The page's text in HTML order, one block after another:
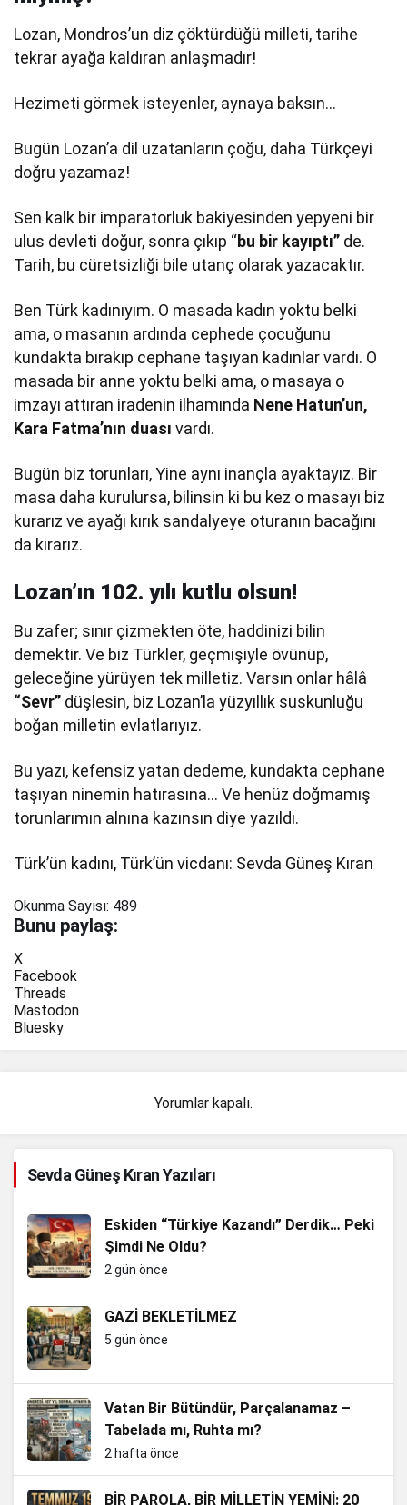
Lozan, Mondros’un diz çöktürdüğü milleti, tarihe
tekrar ayağa kaldıran anlaşmadır!
Hezimeti görmek isteyenler, aynaya baksın…
Bugün Lozan’a dil uzatanların çoğu, daha Türkçeyi
doğru yazamaz!
Sen kalk bir imparatorluk bakiyesinden yepyeni bir
ulus devleti doğur, sonra çıkıp “bu bir kayıptı” de.
Tarih, bu cüretsizliği bile utanç olarak yazacaktır.
Ben Türk kadınıyım. O masada kadın yoktu belki
ama, o masanın ardında cephede çocuğunu
kundakta bırakıp cephane taşıyan kadınlar vardı. O
masada bir anne yoktu belki ama, o masaya o
imzayı attıran iradenin ilhamında Nene Hatun’un,
Kara Fatma’nın duası vardı.
Bugün biz torunları, Yine aynı inançla ayaktayız. Bir
masa daha kurulursa, bilinsin ki bu kez o masayı biz
kurarız ve ayağı kırık sandalyeye oturanın bacağını
da kırarız.
Lozan’ın 102. yılı kutlu olsun!
Bu zafer; sınır çizmekten öte, haddinizi bilin
demektir. Ve biz Türkler, geçmişiyle övünüp,
geleceğine yürüyen tek milletiz. Varsın onlar hâlâ
“Sevr” düşlesin, biz Lozan’la yüzyıllık suskunluğu
boğan milletin evlatlarıyız.
Bu yazı, kefensiz yatan dedeme, kundakta cephane
taşıyan ninemin hatırasına… Ve henüz doğmamış
torunlarımın alnına kazınsın diye yazıldı.
Türk’ün kadını, Türk’ün vicdanı: Sevda Güneş Kıran
Okunma Sayısı: 489
Bunu paylaş:
X
Facebook
Threads
Mastodon
Bluesky
Yorumlar kapalı.
Sevda Güneş Kıran Yazıları
Eskiden “Türkiye Kazandı” Derdik… Peki
Şimdi Ne Oldu?
2 gün önce
GAZİ BEKLETİLMEZ
5 gün önce
Vatan Bir Bütündür, Parçalanamaz –
Tabelada mı, Ruhta mı?
2 hafta önce
BİR PAROLA, BİR MİLLETİN YEMİNİ: 20